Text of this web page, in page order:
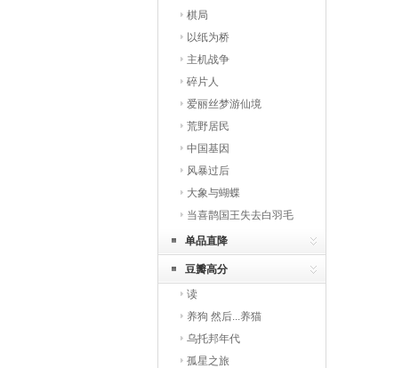
棋局
以纸为桥
主机战争
碎片人
爱丽丝梦游仙境
荒野居民
中国基因
风暴过后
大象与蝴蝶
当喜鹊国王失去白羽毛
单品直降
豆瓣高分
读
养狗 然后...养猫
乌托邦年代
孤星之旅